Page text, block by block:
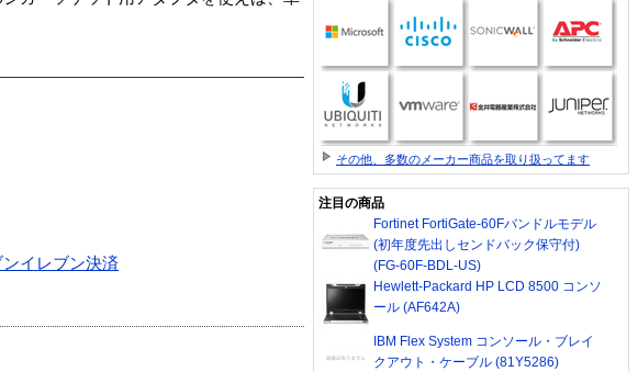
ンイレブン決済
その他、多数のメーカー商品を取り扱ってます
注目の商品
Fortinet FortiGate-60Fバンドルモデル
(初年度先出しセンドバック保守付)
(FG-60F-BDL-US)
Hewlett-Packard HP LCD 8500 コンソ
ール (AF642A)
IBM Flex System コンソール・ブレイ
クアウト・ケーブル (81Y5286)